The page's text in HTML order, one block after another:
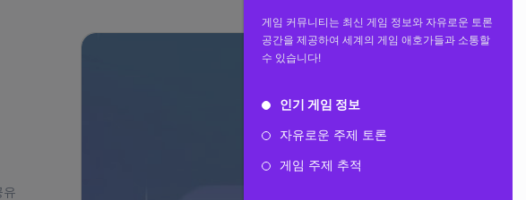
게임 커뮤니티는 최신 게임 정보와 자유로운 토론
공간을 제공하여 세계의 게임 애호가들과 소통할
수 있습니다!
인기 게임 정보
자유로운 주제 토론
게임 주제 추적
유